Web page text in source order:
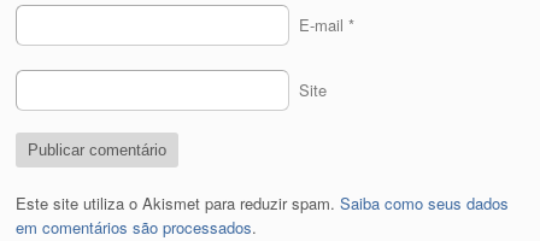
E-mail *
Site
Este site utiliza o Akismet para reduzir spam.Saiba como seus dados
em comentários são processados.